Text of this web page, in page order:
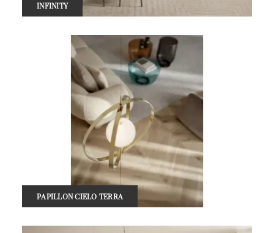
INFINITY
PAPILLON CIELO TERRA